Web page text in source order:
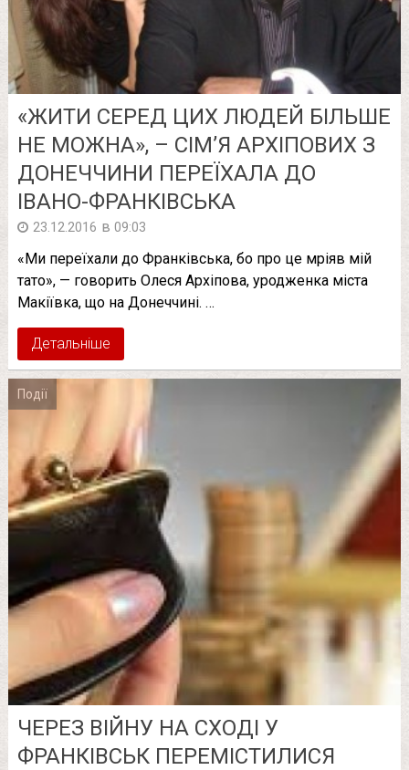
«ЖИТИ СЕРЕД ЦИХ ЛЮДЕЙ БІЛЬШЕ
НЕ МОЖНА», – СІМ’Я АРХІПОВИХ З
ДОНЕЧЧИНИ ПЕРЕЇХАЛА ДО
ІВАНО-ФРАНКІВСЬКА
23.12.2016 в 09:03
«Ми переїхали до Франківська, бо про це мріяв мій
тато», — говорить Олеся Архіпова, уродженка міста
Макіївка, що на Донеччині. …
Детальніше
Події
ЧЕРЕЗ ВІЙНУ НА СХОДІ У
ФРАНКІВСЬК ПЕРЕМІСТИЛИСЯ